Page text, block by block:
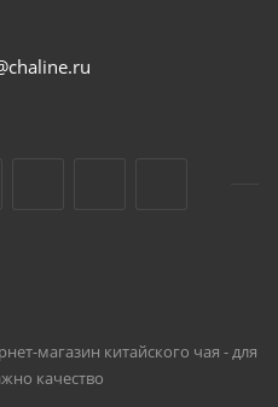
магазин китайского чая - для
качество